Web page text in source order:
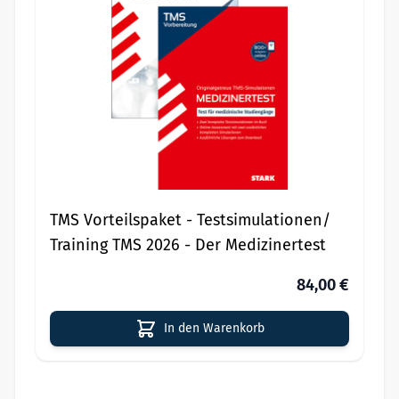
TMS Vorteilspaket - Testsimulationen/
Training TMS 2026 - Der Medizinertest
84,00 €
In den Warenkorb